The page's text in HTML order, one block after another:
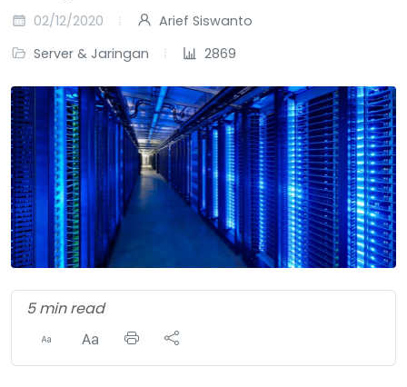
02/12/2020
Arief Siswanto
Server & Jaringan
2869
5 min read